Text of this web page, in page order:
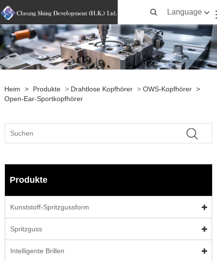
Language
Heim > Produkte > Drahtlose Kopfhörer > OWS-Kopfhörer >
Open-Ear-Sportkopfhörer
Produkte
Kunststoff-Spritzgussform
Spritzguss
Intelligente Brillen